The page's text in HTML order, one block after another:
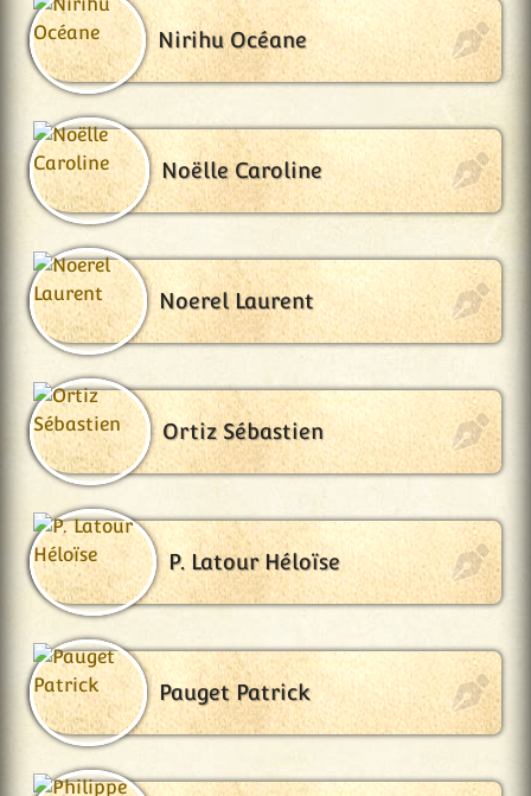
Nirihu Océane
Noëlle Caroline
Noerel Laurent
Ortiz Sébastien
P. Latour Héloïse
Pauget Patrick